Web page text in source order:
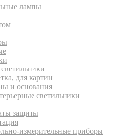
лампы
для картин
и основания
светильники
защиты
измерительные приборы